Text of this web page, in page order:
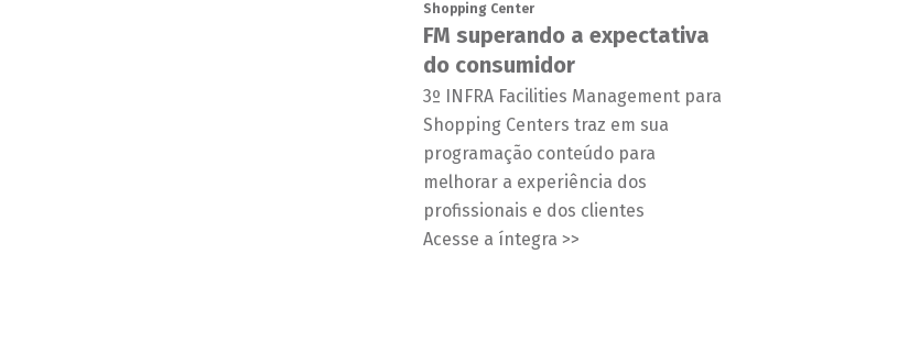
Shopping Center
FM superando a expectativa
do consumidor
3º INFRA Facilities Management para
Shopping Centers traz em sua
programação conteúdo para
melhorar a experiência dos
profissionais e dos clientes
Acesse a íntegra >>